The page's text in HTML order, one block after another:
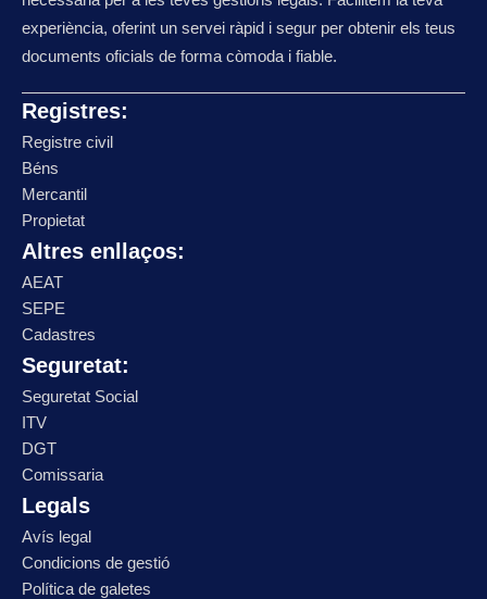
experiència, oferint un servei ràpid i segur per obtenir els teus
documents oficials de forma còmoda i fiable.
Registres:
Registre civil
Béns
Mercantil
Propietat
Altres enllaços:
AEAT
SEPE
Cadastres
Seguretat:
Seguretat Social
ITV
DGT
Comissaria
Legals
Avís legal
Condicions de gestió
Política de galetes